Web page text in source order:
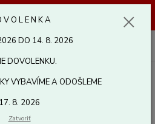
8. 2026. Ďakujeme.
V O L E N K A
DO 14. 8. 2026
DOVOLENKU.
VYBAVÍME A ODOŠLEME
17. 8. 2026
Zatvoriť